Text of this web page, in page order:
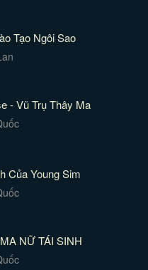
Tạo Ngôi Sao
- Vũ Trụ Thây Ma
Của Young Sim
NỮ TÁI SINH